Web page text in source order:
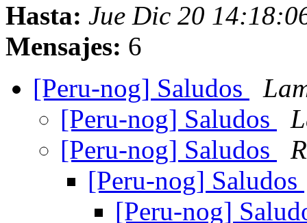
Hasta: Jue Dic 20
Mensajes: 6
[Peru-nog] Saludos
[Peru-nog] Saludos
[Peru-nog] Saludos
[Peru-nog] Saludos
[Peru-nog]